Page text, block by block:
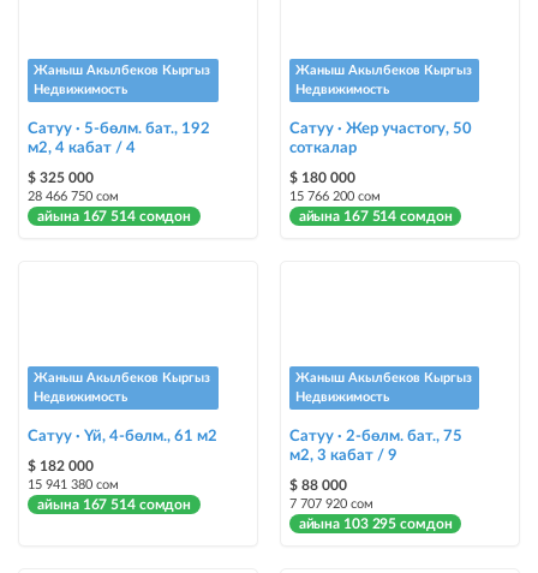
бөлүмүндө көрсөтүлөт
Чаптамалар
Опциялары бар жаркыраган стикерлер сиздин мүлкүңүздү
башкалардан өзгөчөлөнтүп, аны тезирээк сатууга жардам берет
Жаныш Акылбеков Кыргыз
Недвижимость
Сатуу · 5-бөлм. бат., 192
м2, 4 кабат / 4
$ 325 000
28 466 750 сом
айына 167 514 сомдон
Жаныш Акылбеков Кыргыз
Недвижимость
Сатуу · Жер участогу, 50
соткалар
$ 180 000
15 766 200 сом
айына 167 514 сомдон
Жаныш Акылбеков Кыргыз
Недвижимость
Сатуу · Үй, 4-бөлм., 61 м2
$ 182 000
15 941 380 сом
айына 167 514 сомдон
Жаныш Акылбеков Кыргыз
Недвижимость
Сатуу · 2-бөлм. бат., 75
м2, 3 кабат / 9
$ 88 000
7 707 920 сом
айына 103 295 сомдон